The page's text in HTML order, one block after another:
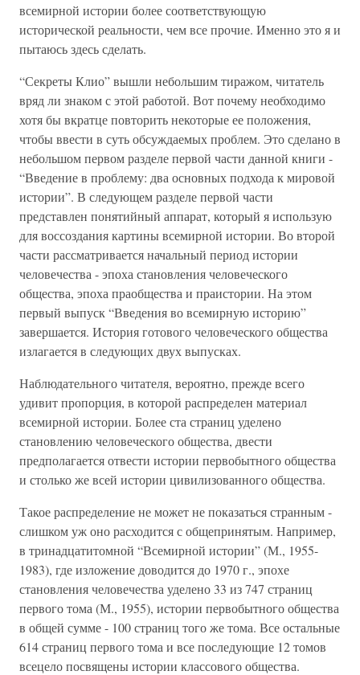
всемирной истории более соответствующую
исторической реальности, чем все прочие. Именно это я и
пытаюсь здесь сделать.
“Секреты Клио” вышли небольшим тиражом, читатель
вряд ли знаком с этой работой. Вот почему необходимо
хотя бы вкратце повторить некоторые ее положения,
чтобы ввести в суть обсуждаемых проблем. Это сделано в
небольшом первом разделе первой части данной книги -
“Введение в проблему: два основных подхода к мировой
истории”. В следующем разделе первой части
представлен понятийный аппарат, который я использую
для воссоздания картины всемирной истории. Во второй
части рассматривается начальный период истории
человечества - эпоха становления человеческого
общества, эпоха праобщества и праистории. На этом
первый выпуск “Введения во всемирную историю”
завершается. История готового человеческого общества
излагается в следующих двух выпусках.
Наблюдательного читателя, вероятно, прежде всего
удивит пропорция, в которой распределен материал
всемирной истории. Более ста страниц уделено
становлению человеческого общества, двести
предполагается отвести истории первобытного общества
и столько же всей истории цивилизованного общества.
Такое распределение не может не показаться странным -
слишком уж оно расходится с общепринятым. Например,
в тринадцатитомной “Всемирной истории” (М., 1955-
1983), где изложение доводится до 1970 г., эпохе
становления человечества уделено 33 из 747 страниц
первого тома (М., 1955), истории первобытного общества
в общей сумме - 100 страниц того же тома. Все остальные
614 страниц первого тома и все последующие 12 томов
всецело посвящены истории классового общества.